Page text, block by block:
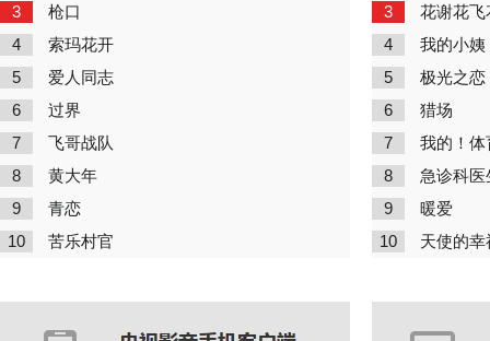
3 枪口
4 索玛花开
5 爱人同志
6 过界
7 飞哥战队
8 黄大年
9 青恋
10 苦乐村官
3 花谢花飞
4 我的小姨
5 极光之恋
6 猎场
7 我的！体
8 急诊科医
9 暖爱
10 天使的幸